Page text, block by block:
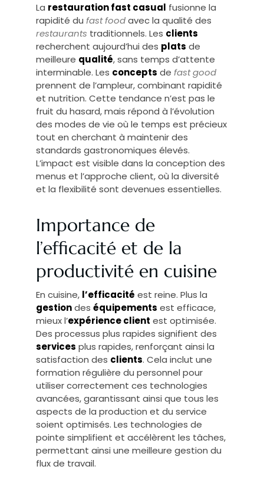
La restauration fast casual fusionne la
rapidité du fast foodavec la qualité des
restaurants traditionnels. Les clients
recherchent aujourd’hui des plats de
meilleure qualité, sans temps d’attente
interminable. Les concepts de fast good
prennent de l’ampleur, combinant rapidité
et nutrition. Cette tendance n’est pas le
fruit du hasard, mais répond à l’évolution
des modes de vie où le temps est précieux
tout en cherchant à maintenir des
standards gastronomiques élevés.
L’impact est visible dans la conception des
menus et l’approche client, où la diversité
et la flexibilité sont devenues essentielles.
Importance de
l’efficacité et de la
productivité en cuisine
En cuisine, l’efficacité est reine. Plus la
gestiondes équipements est efficace,
mieux l’expérience client est optimisée.
Des processus plus rapides signifient des
services plus rapides, renforçant ainsi la
satisfaction des clients. Cela inclut une
formation régulière du personnel pour
utiliser correctement ces technologies
avancées, garantissant ainsi que tous les
aspects de la production et du service
soient optimisés. Les technologies de
pointe simplifient et accélèrent les tâches,
permettant ainsi une meilleure gestion du
flux de travail.